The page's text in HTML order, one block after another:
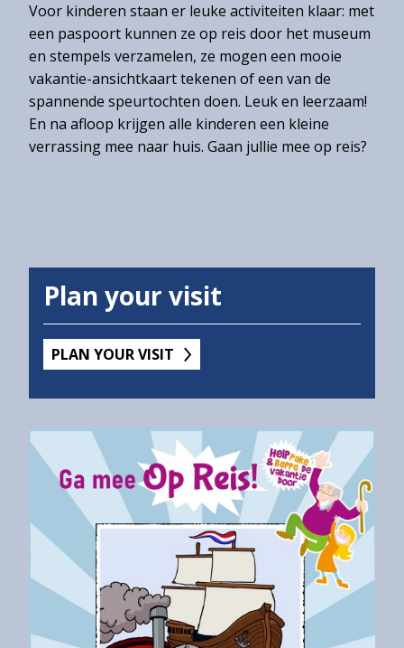
Voor kinderen staan er leuke activiteiten klaar: met
een paspoort kunnen ze op reis door het museum
en stempels verzamelen, ze mogen een mooie
vakantie-ansichtkaart tekenen of een van de
spannende speurtochten doen. Leuk en leerzaam!
En na afloop krijgen alle kinderen een kleine
verrassing mee naar huis. Gaan jullie mee op reis?
Plan your visit
PLAN YOUR VISIT
Contact
Over
het
Hannemahuis
Privacystatement